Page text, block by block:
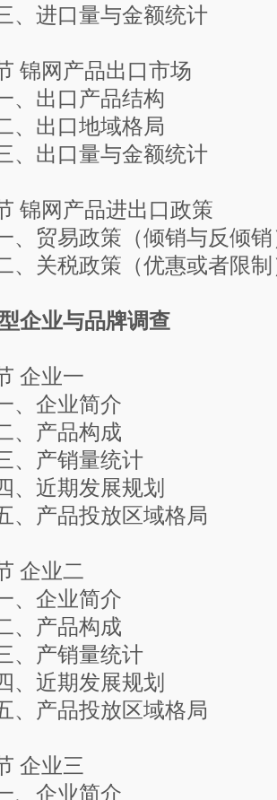
量与金额统计
网产品出口市场
口产品结构
口地域格局
量与金额统计
网产品进出口政策
政策（倾销与反倾销
政策（优惠或者限制
企业与品牌调查
业一
业简介
品构成
销量统计
期发展规划
投放区域格局
业二
业简介
品构成
销量统计
期发展规划
投放区域格局
业三
业简介